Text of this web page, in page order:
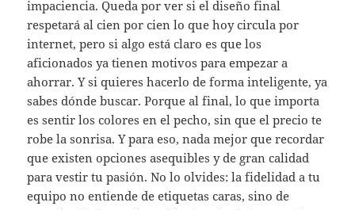
impaciencia. Queda por ver si el diseño final
respetará al cien por cien lo que hoy circula por
internet, pero si algo está claro es que los
aficionados ya tienen motivos para empezar a
ahorrar. Y si quieres hacerlo de forma inteligente, ya
sabes dónde buscar. Porque al final, lo que importa
es sentir los colores en el pecho, sin que el precio te
robe la sonrisa. Y para eso, nada mejor que recordar
que existen opciones asequibles y de gran calidad
para vestir tu pasión. No lo olvides: la fidelidad a tu
equipo no entiende de etiquetas caras, sino de